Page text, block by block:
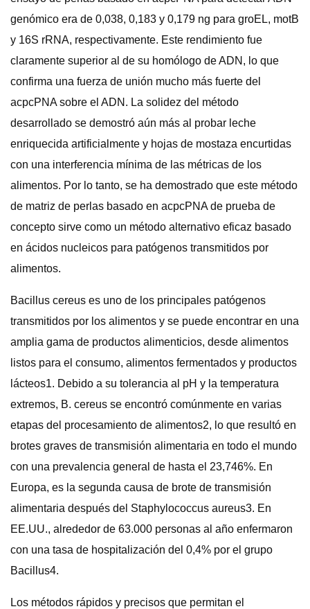
genómico era de 0,038, 0,183 y 0,179 ng para groEL, motB
y 16S rRNA, respectivamente. Este rendimiento fue
claramente superior al de su homólogo de ADN, lo que
confirma una fuerza de unión mucho más fuerte del
acpcPNA sobre el ADN. La solidez del método
desarrollado se demostró aún más al probar leche
enriquecida artificialmente y hojas de mostaza encurtidas
con una interferencia mínima de las métricas de los
alimentos. Por lo tanto, se ha demostrado que este método
de matriz de perlas basado en acpcPNA de prueba de
concepto sirve como un método alternativo eficaz basado
en ácidos nucleicos para patógenos transmitidos por
alimentos.
Bacillus cereus es uno de los principales patógenos
transmitidos por los alimentos y se puede encontrar en una
amplia gama de productos alimenticios, desde alimentos
listos para el consumo, alimentos fermentados y productos
lácteos1. Debido a su tolerancia al pH y la temperatura
extremos, B. cereus se encontró comúnmente en varias
etapas del procesamiento de alimentos2, lo que resultó en
brotes graves de transmisión alimentaria en todo el mundo
con una prevalencia general de hasta el 23,746%. En
Europa, es la segunda causa de brote de transmisión
alimentaria después del Staphylococcus aureus3. En
EE.UU., alrededor de 63.000 personas al año enfermaron
con una tasa de hospitalización del 0,4% por el grupo
Bacillus4.
Los métodos rápidos y precisos que permitan el